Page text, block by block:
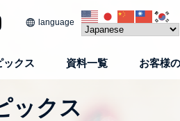
language
ックス 資料一覧 お客様
ックス